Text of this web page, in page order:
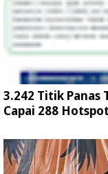
3.242 Titik Panas
Capai 288 Hotspot